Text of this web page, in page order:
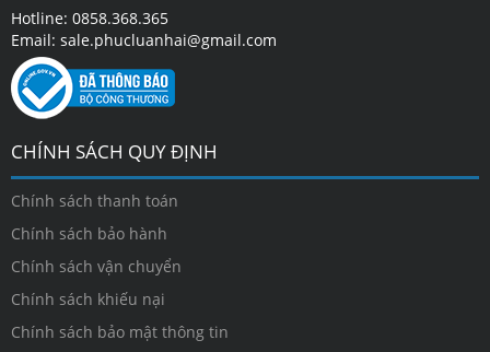
Hotline: 0858.368.365
Email: sale.phucluanhai@gmail.com
CHÍNH SÁCH QUY ĐỊNH
Chính sách thanh toán
Chính sách bảo hành
Chính sách vận chuyển
Chính sách khiếu nại
Chính sách bảo mật thông tin